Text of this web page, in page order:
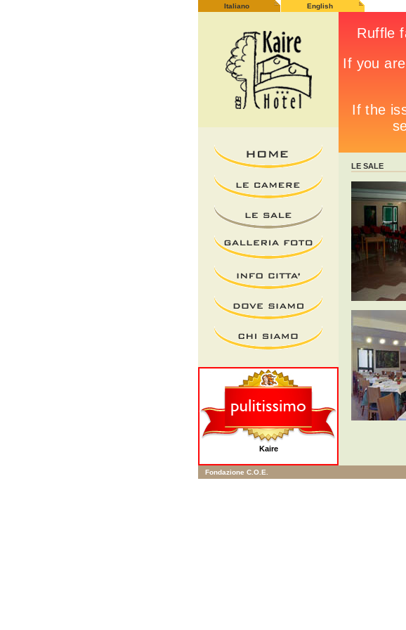
Italiano English
Kaire
LE SALE
Fondazione C.O.E.